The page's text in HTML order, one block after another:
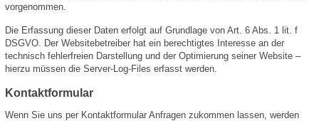
vorgenommen.
Die Erfassung dieser Daten erfolgt auf Grundlage von Art. 6 Abs. 1 lit. f
DSGVO. Der Websitebetreiber hat ein berechtigtes Interesse an der
technisch fehlerfreien Darstellung und der Optimierung seiner Website –
hierzu müssen die Server-Log-Files erfasst werden.
Kontaktformular
Wenn Sie uns per Kontaktformular Anfragen zukommen lassen, werden